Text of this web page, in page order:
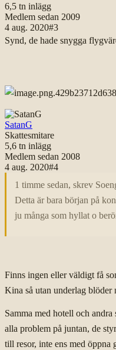
6,5 tn inlägg
Medlem sedan 2009
4 aug. 2020#3
Synd, de hade snygga
SatanG
Skattesmitare
5,6 tn inlägg
Medlem sedan 2008
4 aug. 2020#4
1 timme sedan, skrev
Detta är bara början på
ju många som hyllat o
Finns ingen eller väldigt få
Kina så utan underlag blöder
Samma med hotell och
alla problem på juntan, de
till resor, inte ens med